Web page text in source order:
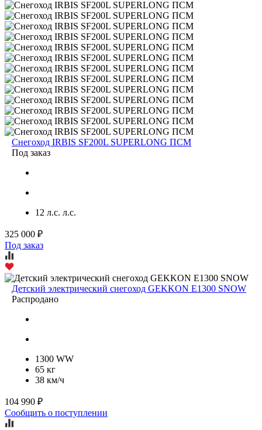
Снегоход IRBIS SF200L SUPERLONG ПСМ
Под заказ
12 л.с. л.с.
325 000 ₽
Под заказ
Детский электрический снегоход GEKKON E1300 SNOW
Распродано
1300 WW
65 кг
38 км/ч
104 990 ₽
Сообщить о поступлении